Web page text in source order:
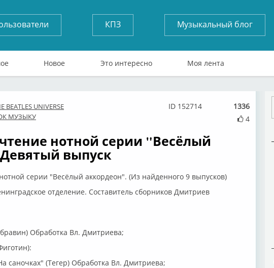
КПЗ Музыкальный блог
Новое Это интересно Моя лента
BEATLES UNIVERSE
МУЗЫКУ
1336
4
ID 152714
нотной серии "Весёлый
выпуск
серии "Весёлый аккордеон". (Из найденного 9 выпусков)
отделение. Составитель сборников Дмитриев
Обработка Вл. Дмитриева;
саночках" (Тегер) Обработка Вл. Дмитриева;